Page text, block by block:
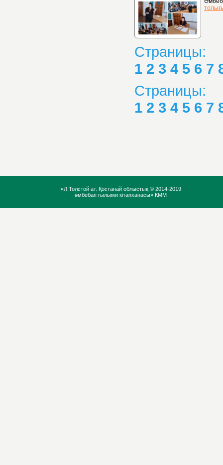
Страницы:
1 2 3 4 5 6 7
Страницы:
1 2 3 4 5 6 7
«Л.Толстой ат. Қостанай облыстық © 2014-2019
әмбебап ғылыми кітапханасы» КММ